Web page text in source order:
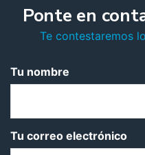
Ponte en
Te contestaremos
Tu nombre
Tu correo electrónico